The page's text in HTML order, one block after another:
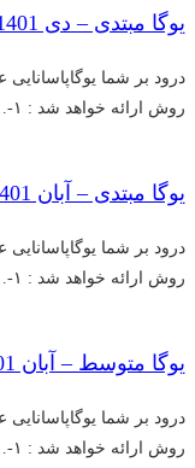
یوگا مبتدی – دی 1401
درود بر شما
روش ارائه خواهد شد : ۱-…
یوگا مبتدی – آبان 1401
درود بر شما
روش ارائه خواهد شد : ۱-…
یوگا متوسط – آبان 1401
درود بر شما
روش ارائه خواهد شد : ۱-…